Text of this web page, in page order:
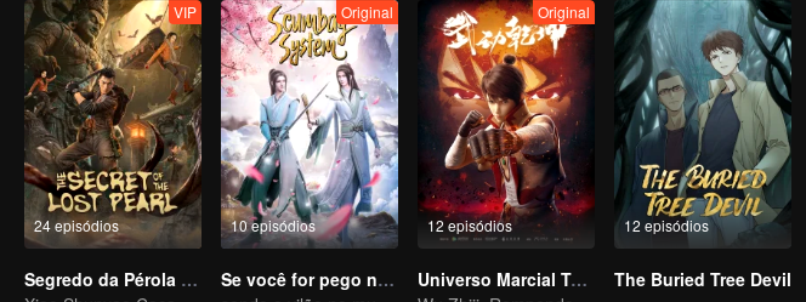
24 episódios
VIP
Segredo da Pérola Perdida
10 episódios
Original
Se você for pego no livro
12 episódios
Original
Universo Marcial Temporada 1
12 episódios
The Buried Tree Devil